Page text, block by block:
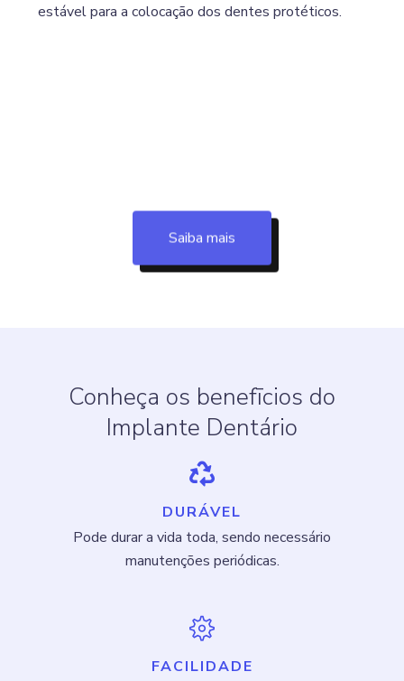
estável para a colocação dos dentes protéticos.
Saiba mais
Conheça os benefīcios do
Implante Dentário
DURÁVEL
Pode durar a vida toda, sendo necessário
manutenções periódicas.
FACILIDADE